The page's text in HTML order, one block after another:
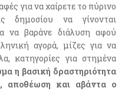
για να χαίρετε το πύρινο
δημοσίου να γίνονται
να βαράνε διάλυση αφού
αγορά, μίζες για να
κατηγορίες για στημένα
η βασική δραστηριότητα
αποθέωση και αβάντα ο